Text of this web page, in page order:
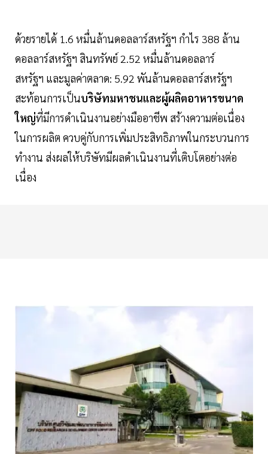
ด้วยรายได้ 1.6 หมื่นล้านดอลลาร์สหรัฐฯ กำไร 388 ล้าน
ดอลลาร์สหรัฐฯ สินทรัพย์ 2.52 หมื่นล้านดอลลาร์
สหรัฐฯ และมูลค่าตลาด: 5.92 พันล้านดอลลาร์สหรัฐฯ
สะท้อนการเป็นบริษัท​มหาชนและผู้ผลิตอาหารขนาด
ใหญ่ที่มีการดำเนินงานอย่างมืออาชีพ สร้างความต่อเนื่อง
ในการผลิต ควบคู่กับการเพิ่มประสิทธิภาพในกระบวนการ
ทำงาน ส่งผลให้บริษัทมีผลดำเนินงานที่เติบโตอย่างต่อ
เนื่อง